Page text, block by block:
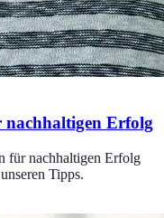
nachhaltigen Erfolg
für nachhaltigen Erfolg
Tipps.